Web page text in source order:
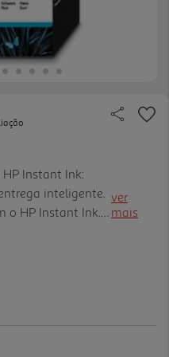
Instant Ink:
inteligente.
o HP Instant Ink.
ver
mais